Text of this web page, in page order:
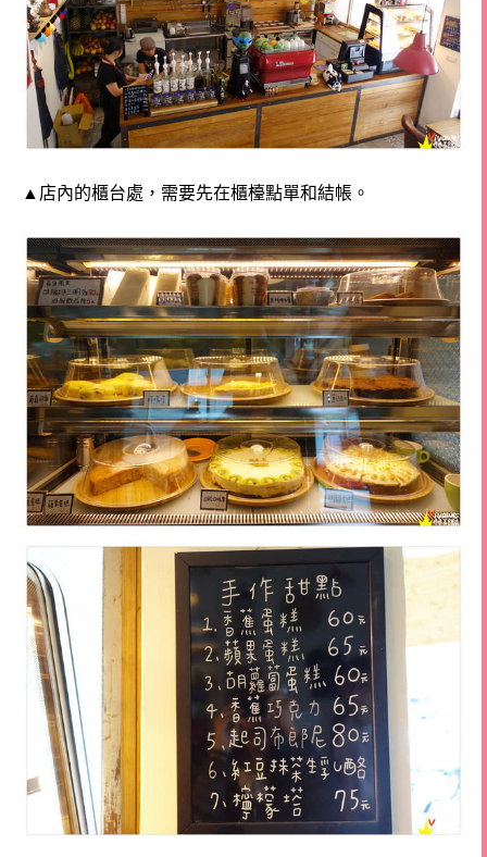
▲店內的櫃台處，需要先在櫃檯點單和結帳。